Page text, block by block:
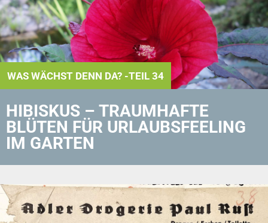
WAS WÄCHST DENN DA? -TEIL 34
HIBISKUS – TRAUMHAFTE
BLÜTEN FÜR URLAUBS­FEELING
IM GARTEN